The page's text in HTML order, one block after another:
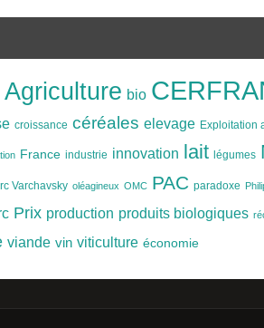
Agriculture bio
croissance céréales elevage Exploitation
France industrie innovation lait légumes
Varchavsky oléagineux OMC PAC paradoxe
Prix production produits biologiques
viande vin viticulture économie